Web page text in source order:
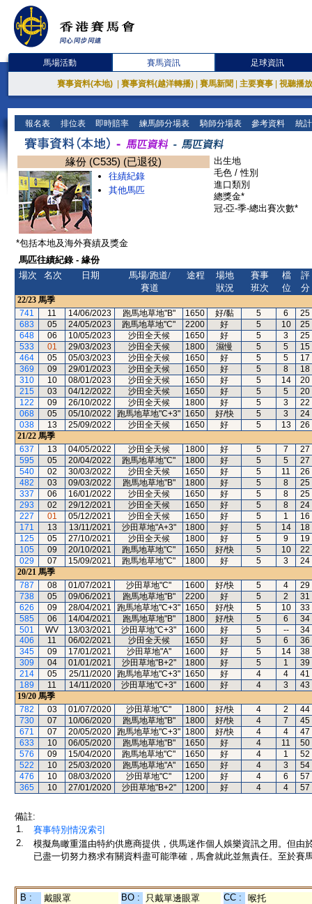
馬場活動 賽馬資訊 足球資訊
賽事資料(本地) 賽事資料(越洋轉播) 賽馬新聞 主要賽事 視聽播
報名表 排位表 即時賠率 練馬師分場表 騎師分場表 參考資料 統
緣份 (C535) (已退役)
往績紀錄
其他馬匹
出生地
毛色 / 性別
進口類別
總獎金*
冠-亞-季-總出賽次數*
*包括本地及海外賽績及獎金
馬匹往績紀錄 - 緣份
場次
名次 日期
馬場/跑道/
賽道
途程
場地
狀況
賽事
班次
檔
位
評
分
22/23 馬季
741
11 14/06/2023 跑馬地草地"B" 1650 好/黏 5 6
25
683
05 24/05/2023 跑馬地草地"C" 2200 好 5 10
25
648
06 10/05/2023 沙田全天候 1650 好 5 3
25
533
01 29/03/2023 沙田全天候 1800 濕慢 5 5
15
464
05 05/03/2023 沙田全天候 1650 好 5 5
17
369
09 29/01/2023 沙田全天候 1650 好 5 8
18
310
10 08/01/2023 沙田全天候 1650 好 5 14
20
215
03 04/12/2022 沙田全天候 1650 好 5 5
20
122
09 26/10/2022 沙田全天候 1800 好 5 3
22
068
05 05/10/2022 跑馬地草地"C+3" 1650 好/快 5 3
24
038
13 25/09/2022 沙田全天候 1650 好 5 13
26
21/22 馬季
637
13 04/05/2022 沙田全天候 1800 好 5 7
27
595
05 20/04/2022 跑馬地草地"C" 1800 好 5 5
27
540
02 30/03/2022 沙田全天候 1650 好 5 11
26
482
03 09/03/2022 跑馬地草地"B" 1800 好 5 8
25
337
06 16/01/2022 沙田全天候 1650 好 5 8
25
293
02 29/12/2021 沙田全天候 1650 好 5 8
24
227
01 05/12/2021 沙田全天候 1650 好 5 1
16
171
13 13/11/2021 沙田草地"A+3" 1800 好 5 14
18
125
05 27/10/2021 沙田全天候 1800 好 5 9
19
105
09 20/10/2021 跑馬地草地"C" 1650 好/快 5 10
22
029
07 15/09/2021 跑馬地草地"C" 1800 好 5 3
24
20/21 馬季
787
08 01/07/2021 沙田草地"C" 1600 好/快 5 4
29
738
05 09/06/2021 跑馬地草地"B" 2200 好 5 2
31
626
09 28/04/2021 跑馬地草地"C+3" 1650 好/快 5 10
33
585
06 14/04/2021 跑馬地草地"B" 1800 好/快 5 6
34
501
WV 13/03/2021 沙田草地"C+3" 1600 好 5 --
34
406
11 06/02/2021 沙田全天候 1650 好 5 6
36
345
09 17/01/2021 沙田草地"A" 1600 好 5 14
38
309
04 01/01/2021 沙田草地"B+2" 1800 好 5 1
39
214
05 25/11/2020 跑馬地草地"C+3" 1650 好 4 4
41
189
11 14/11/2020 沙田草地"C+3" 1600 好 4 3
43
19/20 馬季
782
03 01/07/2020 沙田草地"C" 1800 好/快 4 2
44
730
07 10/06/2020 跑馬地草地"B" 1800 好/快 4 7
45
671
07 20/05/2020 跑馬地草地"C+3" 1800 好/快 4 4
47
633
10 06/05/2020 跑馬地草地"B" 1650 好 4 11
50
576
09 15/04/2020 跑馬地草地"C" 1650 好 4 1
52
522
10 25/03/2020 跑馬地草地"A" 1650 好 4 3
54
476
10 08/03/2020 沙田草地"C" 1200 好 4 6
57
365
10 27/01/2020 沙田草地"B+2" 1200 好 4 4 57
備註:
1.
賽事特別情況索引
2.
模擬鳥瞰重溫由特約供應商提供，供馬迷作個人娛樂資訊之用。但
已盡一切努力務求有關資料盡可能準確，馬會就此並無責任。至於賽
B : 戴眼罩 BO : 只戴單邊眼罩 CC :
喉托